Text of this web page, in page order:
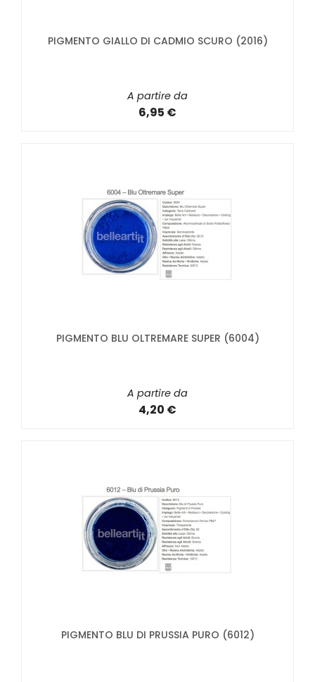
PIGMENTO GIALLO DI CADMIO SCURO (2016)
A partire da
6,95 €
PIGMENTO BLU OLTREMARE SUPER (6004)
A partire da
4,20 €
PIGMENTO BLU DI PRUSSIA PURO (6012)